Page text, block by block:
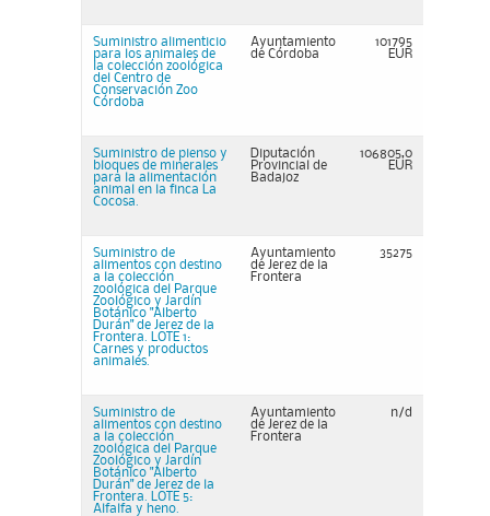
Suministro alimenticio
para los animales de
la colección zoológica
del Centro de
Conservación Zoo
Córdoba
Ayuntamiento
de Córdoba
101795
EUR
Suministro de pienso y
bloques de minerales
para la alimentación
animal en la finca La
Cocosa.
Diputación
Provincial de
Badajoz
106805,0
EUR
Suministro de
alimentos con destino
a la colección
zoológica del Parque
Zoológico y Jardín
Botánico "Alberto
Durán" de Jerez de la
Frontera. LOTE 1:
Carnes y productos
animales.
Ayuntamiento
de Jerez de la
Frontera
35275
Suministro de
alimentos con destino
a la colección
zoológica del Parque
Zoológico y Jardín
Botánico "Alberto
Durán" de Jerez de la
Frontera. LOTE 5:
Alfalfa y heno.
Ayuntamiento
de Jerez de la
Frontera
n/d